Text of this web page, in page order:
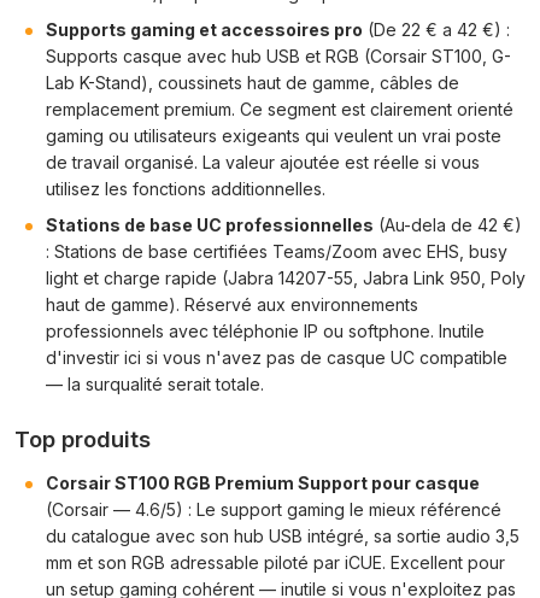
Supports gaming et accessoires pro (De 22 € a 42 €) :
Supports casque avec hub USB et RGB (Corsair ST100, G-
Lab K-Stand), coussinets haut de gamme, câbles de
remplacement premium. Ce segment est clairement orienté
gaming ou utilisateurs exigeants qui veulent un vrai poste
de travail organisé. La valeur ajoutée est réelle si vous
utilisez les fonctions additionnelles.
Stations de base UC professionnelles (Au-dela de 42 €)
: Stations de base certifiées Teams/Zoom avec EHS, busy
light et charge rapide (Jabra 14207-55, Jabra Link 950, Poly
haut de gamme). Réservé aux environnements
professionnels avec téléphonie IP ou softphone. Inutile
d'investir ici si vous n'avez pas de casque UC compatible
— la surqualité serait totale.
Top produits
Corsair ST100 RGB Premium Support pour casque
(Corsair — 4.6/5) : Le support gaming le mieux référencé
du catalogue avec son hub USB intégré, sa sortie audio 3,5
mm et son RGB adressable piloté par iCUE. Excellent pour
un setup gaming cohérent — inutile si vous n'exploitez pas